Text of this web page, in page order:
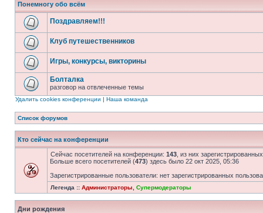
Понемногу обо всём
Поздравляем!!!
Клуб путешественников
Игры, конкурсы, викторины
Болталка
разговор на отвлеченные темы
Удалить cookies конференции | Наша команда
Список форумов
Кто сейчас на конференции
Сейчас посетителей на конференции: 143 , из них
Больше всего посетителей (473) здесь было 22 окт 2025, 05:36
Зарегистрированные пользователи: нет зарегистрированных
Легенда :: Администраторы Супермодераторы
Дни рождения